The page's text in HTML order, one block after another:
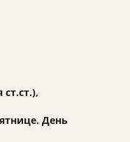
ст.ст.),
День